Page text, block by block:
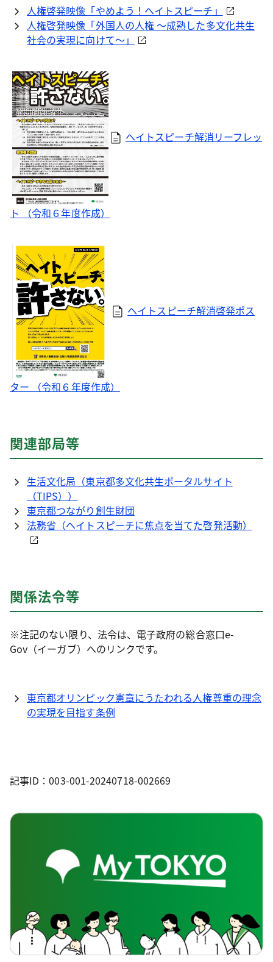
人権啓発映像「やめよう！ヘイトスピーチ」
人権啓発映像「外国人の人権 ～成熟した多文化共生
社会の実現に向けて～」
ヘイトスピーチ解消リーフレッ
ト （令和６年度作成）
ヘイトスピーチ解消啓発ポス
ター （令和６年度作成）
関連部局等
生活文化局（東京都多文化共生ポータルサイト
（TIPS））
東京都つながり創生財団
法務省（ヘイトスピーチに焦点を当てた啓発活動）
関係法令等
※注記のない限り、法令は、電子政府の総合窓口e-
Gov（イーガブ）へのリンクです。
東京都オリンピック憲章にうたわれる人権尊重の理念
の実現を目指す条例
記事ID：003-001-20240718-002669